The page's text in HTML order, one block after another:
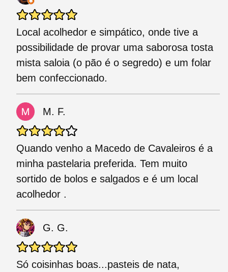
Local acolhedor e simpático, onde tive a
possibilidade de provar uma saborosa tosta
mista saloia (o pão é o segredo) e um folar
bem confeccionado.
M. F.
Quando venho a Macedo de Cavaleiros é a
minha pastelaria preferida. Tem muito
sortido de bolos e salgados e é um local
acolhedor .
G. G.
Só coisinhas boas...pasteis de nata,